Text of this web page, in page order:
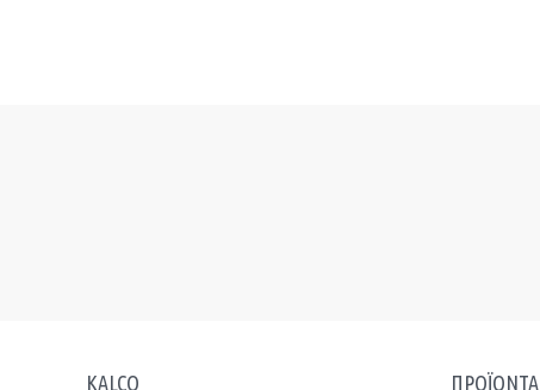
KALCO ΠΡΟΪΟΝΤΑ